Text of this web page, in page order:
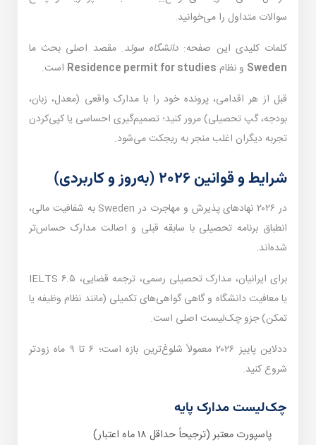
سوالات متداول را می‌خوانید.
کلمات کلیدی این صفحه: دانشگاه سوئد. مقصد اصلی بحث ما
Sweden و نظام Residence permit for studies است.
قبل از هر اقدامی، پرونده خود را با مدارک واقعی (معدل، زبان،
بودجه، گپ تحصیلی) مرور کنید؛ تصمیم‌گیری احساسی یا کپی‌کردن
تجربه دیگران اغلب منجر به ریجکت می‌شود.
شرایط و قوانین ۲۰۲۶ (به‌روز و کاربردی)
در ۲۰۲۶ نهادهای پذیرش و مهاجرت در Sweden به شفافیت مالی،
انطباق برنامه تحصیلی با سابقه قبلی و اصالت مدارک حساس‌تر
شده‌اند.
برای ایرانیان، مدارک تحصیلی رسمی، ترجمه قضایی، IELTS ۶.۵
یا معافیت دانشگاه و گاهی گواهی‌های تکمیلی (مانند نظام وظیفه یا
تمکن) جزو چک‌لیست اصلی است.
ددلاین پاییز ۲۰۲۶ معمولاً شلوغ‌ترین بازه است؛ ۶ تا ۹ ماه زودتر
شروع کنید.
چک‌لیست مدارک پایه
پاسپورت معتبر (ترجیحاً حداقل ۱۸ ماه اعتبار)